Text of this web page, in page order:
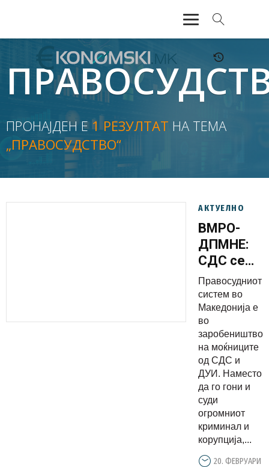
АКТУЕЛНО
ЕКОНОМИЈА
ФИНАНСИИ
БАНКАРСТВО
ЖИВОТ
ПРОНАЈДЕН Е1 РЕЗУЛТАТ НА ТЕМА
„ПРАВОСУДСТВО“
АКТУЕЛНО
ВМРО-
ДПМНЕ:
СДС се
против
реформи
во
затоа што
ќе нема
место за
оние кои
ги штитеа
за
сторените
криминали
Правосудниот
систем во
Македонија е
во
заробеништво
на моќниците
од СДС и
ДУИ. Наместо
да го гони и
суди
огромниот
криминал и
корупција,...
20. ФЕВРУАРИ